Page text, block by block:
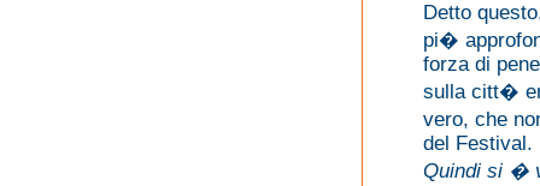
Detto
pi�
forza di
sulla citt�
vero, che
del Festival.
Quindi si �